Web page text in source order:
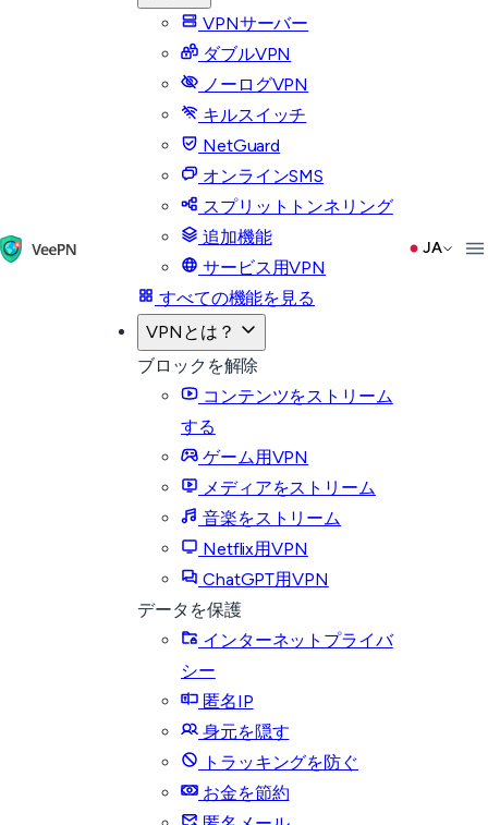
VPNサーバー
ダブルVPN
ノーログVPN
キルスイッチ
NetGuard
オンラインSMS
スプリットトンネリング
追加機能
サービス用VPN
すべての機能を見る
VPNとは？
ブロックを解除
コンテンツをストリーム
する
ゲーム用VPN
メディアをストリーム
音楽をストリーム
Netflix用VPN
ChatGPT用VPN
データを保護
インターネットプライバ
シー
匿名IP
身元を隠す
トラッキングを防ぐ
お金を節約
JA